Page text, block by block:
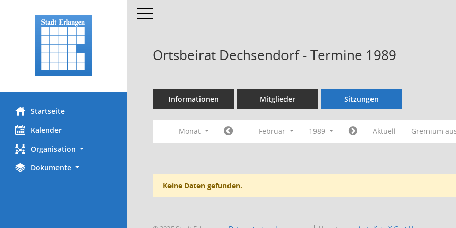
Startseite
Kalender
Organisation
Dokumente
Toggle navigation
Ortsbeirat Dechsendorf - Termine 1989
Informationen Mitglieder Sitzungen
Monat Februar 1989 Aktuell Gremium
Keine Daten gefunden.